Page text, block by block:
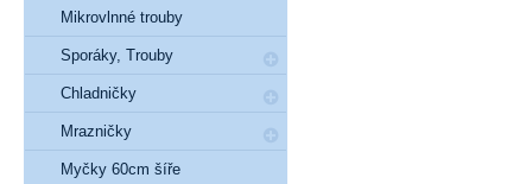
Mikrovlnné trouby
Sporáky, Trouby
Chladničky
Mrazničky
Myčky 60cm šíře